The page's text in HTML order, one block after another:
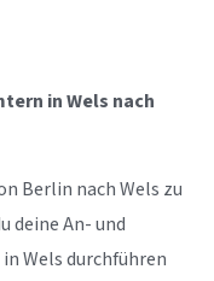
in Wels nach
Berlin nach Wels zu
deine An- und
Wels durchführen